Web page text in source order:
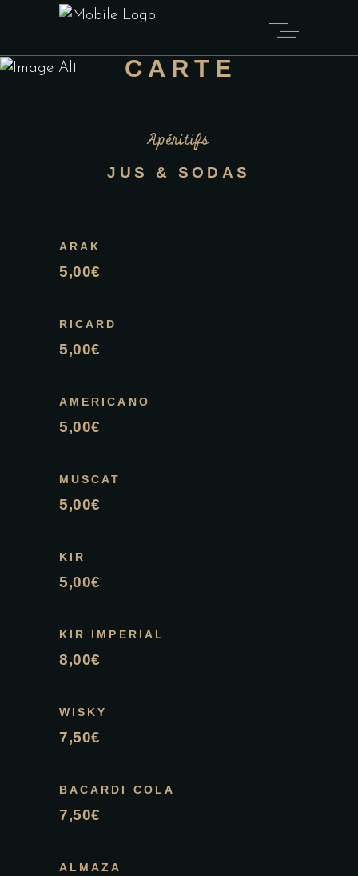
CARTE
Apéritifs
JUS & SODAS
ARAK
5,00€
RICARD
5,00€
AMERICANO
5,00€
MUSCAT
5,00€
KIR
5,00€
KIR IMPERIAL
8,00€
WISKY
7,50€
BACARDI COLA
7,50€
ALMAZA